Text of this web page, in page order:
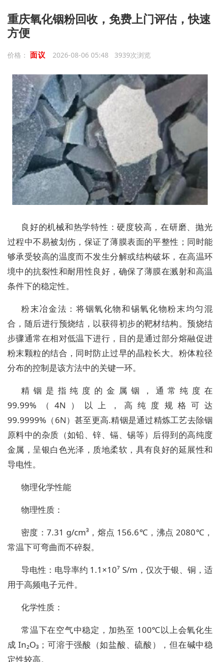
重庆氧化铟粉回收，免费上门评估，快速
方便
价格： 面议 2026-08-06 05:48 3939次浏览
良好的机械和热学特性：硬度较高，在研磨、抛光
过程中不易被划伤，保证了薄膜表面的平整性；同时能
够承受较高的温度而不发生分解或结构破坏，在高温环
境中的抗裂性和耐用性良好，确保了薄膜在溅射和高温
条件下的稳定性。
粉末冶金法：将铟氧化物和锡氧化物粉末均匀混
合，随后进行预烧结，以获得初步的靶材结构。预烧结
步骤通常在相对低温下进行，目的是通过部分熔融促进
粉末颗粒的结合，同时防止过早的晶粒长大。粉体粒径
分布的控制是该方法中的关键一环。
精铟是指纯度的金属铟，通常纯度在
99.99%（4N）以上，高纯度规格可达
99.9999%（6N）甚至更高.精铟是通过精炼工艺去除铟
原料中的杂质（如铅、锌、镉、锡等）后得到的高纯度
金属，呈银白色光泽，质地柔软，具有良好的延展性和
导电性。
物理化学性能
物理性质：
密度：7.31 g/cm³，熔点 156.6℃，沸点 2080℃，
常温下可弯曲而不碎裂。
导电性：电导率约 1.1×10⁷ S/m，仅次于银、铜，适
用于高频电子元件。
化学性质：
常温下在空气中稳定，加热至 100℃以上会氧化生
成 In₂O₃；可溶于强酸（如盐酸、硫酸），但在碱中稳
定性较高。